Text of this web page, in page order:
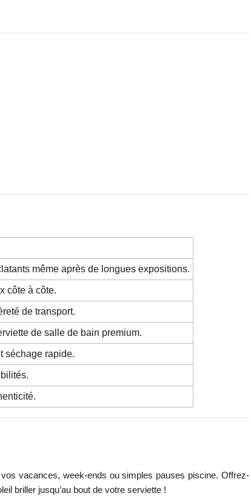
même après de longues expositions.
côte à côte.
de transport.
de salle de bain premium.
séchage rapide.
vacances, week-ends ou simples pauses piscine. Offrez-
briller jusqu’au bout de votre serviette !